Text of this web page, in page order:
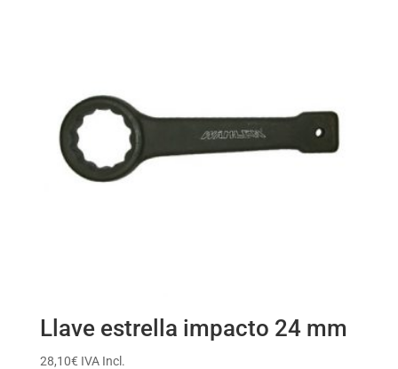
Llave estrella impacto 24 mm
28,10€ IVA Incl.